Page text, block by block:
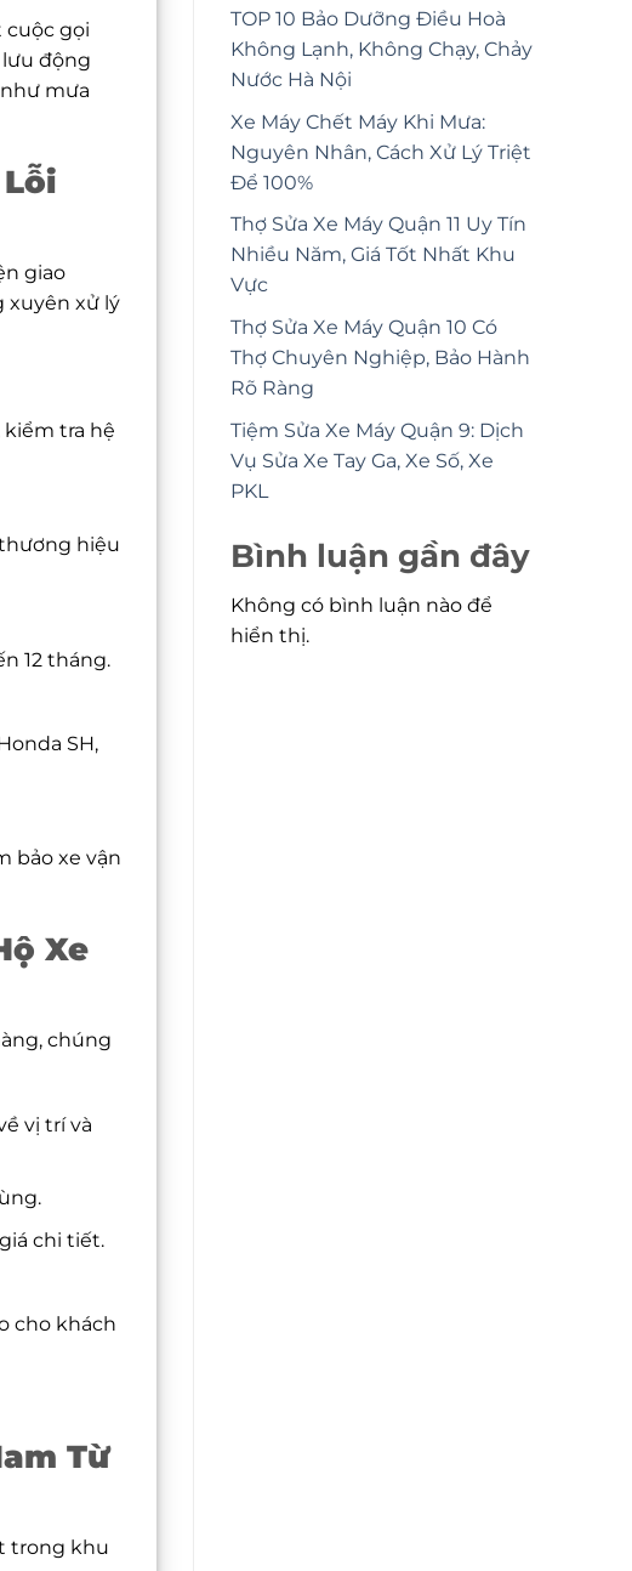
cuộc gọi
lưu động
mưa
giao
xuyên xử lý
tra hệ
hiệu
12 tháng.
SH,
bảo xe vận
Xe
chúng
vị trí và
chi tiết.
cho khách
Từ
trong khu
TOP 10 Bảo Dưỡng Điều Hoà
Không Lạnh, Không Chạy, Chảy
Nước Hà Nội
Xe Máy Chết Máy Khi Mưa:
Nguyên Nhân, Cách Xử Lý Triệt
Để 100%
Thợ Sửa Xe Máy Quận 11 Uy Tín
Nhiều Năm, Giá Tốt Nhất Khu
Vực
Thợ Sửa Xe Máy Quận 10 Có
Thợ Chuyên Nghiệp, Bảo Hành
Rõ Ràng
Tiệm Sửa Xe Máy Quận 9: Dịch
Vụ Sửa Xe Tay Ga, Xe Số, Xe
PKL
Bình luận gần đây
Không có bình luận nào để
hiển thị.